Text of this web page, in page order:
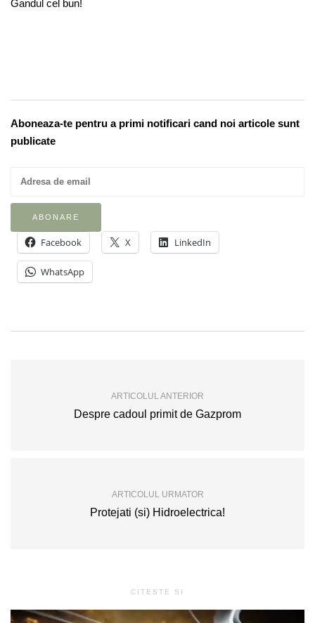
Gandul cel bun!
Aboneaza-te pentru a primi notificari cand noi articole sunt
publicate
Facebook X LinkedIn
WhatsApp
ARTICOLUL ANTERIOR
Despre cadoul primit de Gazprom
ARTICOLUL URMATOR
Protejati (si) Hidroelectrica!
CITESTE SI